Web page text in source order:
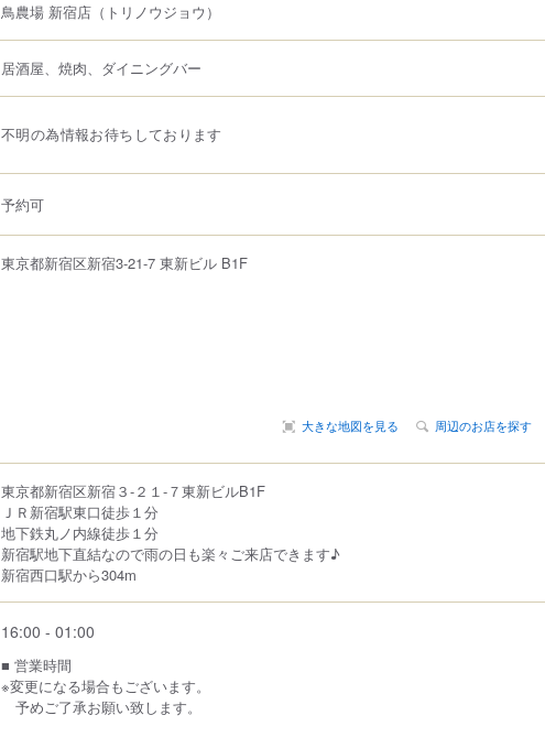
鳥農場 新宿店 （トリノウジョウ）
居酒屋、焼肉、ダイニングバー
不明の為情報お待ちしております
予約可
東京都新宿区新宿3-21-7 東新ビル B1F
大きな地図を見る 周辺のお店を探す
東京都新宿区新宿３-２１-７東新ビルB1F
ＪＲ新宿駅東口徒歩１分
地下鉄丸ノ内線徒歩１分
新宿駅地下直結なので雨の日も楽々ご来店できます♪
新宿西口駅から304m
16:00 - 01:00
■ 営業時間
※変更になる場合もございます。
予めご了承お願い致します。